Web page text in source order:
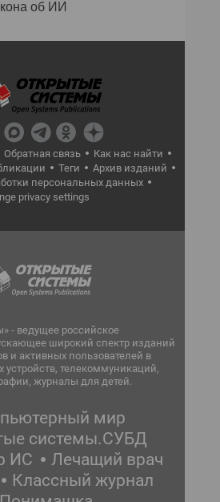
об ИИ
Обратная связь
Как нас найти
Теги
Архив изданий
персональных данных
privacy settings
- ведущее российское
широкий спектр изданий
и активных пользователей в
телекоммуникаций,
журналы для детей.
мир
системы.СУБД
ИС
Лечащий врач
Классный журнал